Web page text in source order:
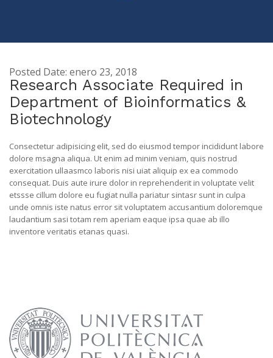
Posted Date: enero 23, 2018
Research Associate Required in
Department of Bioinformatics &
Biotechnology
Consectetur adipisicing elit, sed do eiusmod tempor incididunt labore
dolore msagna aliqua. Ut enim ad minim veniam, quis nostrud
exercitation ullaasmco laboris nisi uiat aliquip ex ea commodo
consequat. Duis aute irure dolor in reprehenderit in voluptate velit
etssse cillum dolore eu fugiat nulla pariatur sintasr sunt in culpa
unde omnis iste natus error sit voluptatem accusantium doloremque
laudantium sasi totam rem aperiam eaque ipsa quae ab illo
inventore veritatis etanas quasi.